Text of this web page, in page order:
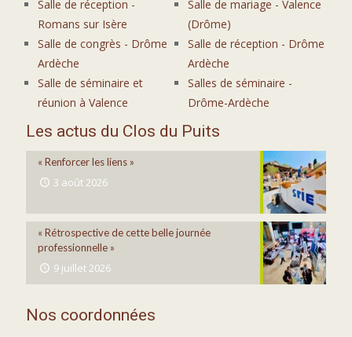
Salle de réception -
Romans sur Isère
Salle de congrès - Drôme
Ardèche
Salle de séminaire et
réunion à Valence
Salle de mariage - Valence
(Drôme)
Salle de réception - Drôme
Ardèche
Salles de séminaire -
Drôme-Ardèche
Les actus du Clos du Puits
« Renforcer les liens »
3 août 2026
« Rétrospective de cette belle journée
professionnelle »
9 juillet 2026
Nos coordonnées